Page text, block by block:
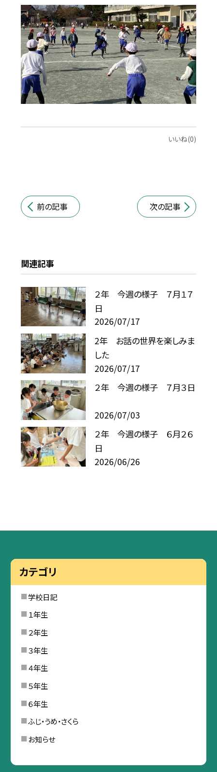
いいね(0)
前の記事 次の記事
関連記事
２年 今週の様子 ７月１７
日
2026/07/17
2年 お話の世界を楽しみま
した
2026/07/17
２年 今週の様子 ７月３日
2026/07/03
２年 今週の様子 ６月２６
日
2026/06/26
カテゴリ
学校日記
１年生
２年生
３年生
４年生
５年生
６年生
ふじ・うめ・さくら
お知らせ